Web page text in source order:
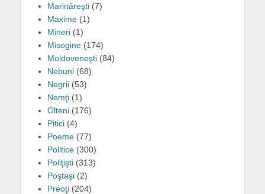
Marinăreşti (7)
Maxime (1)
Mineri (1)
Misogine (174)
Moldoveneşti (84)
Nebuni (68)
Negrii (53)
Nemţi (1)
Olteni (176)
Pitici (4)
Poeme (77)
Politice (300)
Poliţişti (313)
Poştaşi (2)
Preoţi (204)